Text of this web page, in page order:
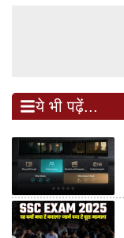
ये भी पढ़ें...